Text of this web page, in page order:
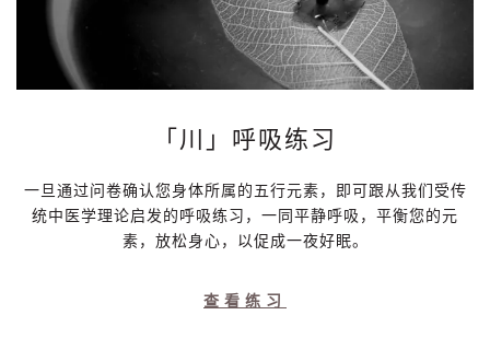
「川」呼吸练习
一旦通过问卷确认您身体所属的五行元素，即可跟从我们受传
统中医学理论启发的呼吸练习，一同平静呼吸，平衡您的元
素，放松身心，以促成一夜好眠。
查看练习